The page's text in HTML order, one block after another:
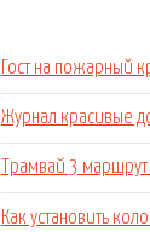
Гост на пожарный
Журнал красивые
Трамвай 3
Как установить